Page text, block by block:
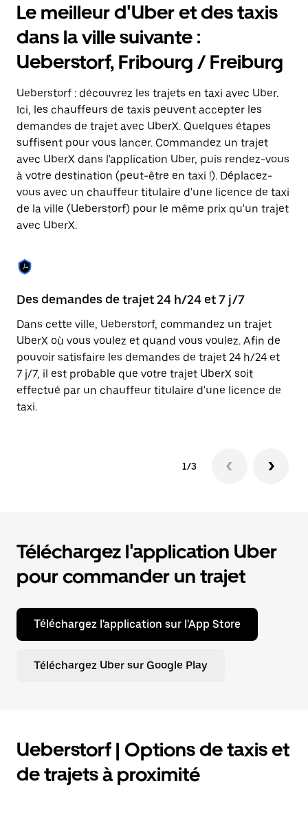
bas
pour
ouvrir
le
calendrier
et
une
date.
Appuyez
sur
la
touche
Échap
pour
fermer
le
calendrier.
Le meilleur d'Uber et des taxis
dans la ville suivante :
Ueberstorf, Fribourg / Freiburg
Ueberstorf : découvrez les trajets en taxi avec Uber.
Ici, les chauffeurs de taxis peuvent accepter les
demandes de trajet avec UberX. Quelques étapes
suffisent pour vous lancer. Commandez un trajet
avec UberX dans l'application Uber, puis rendez-vous
à votre destination (peut-être en taxi !). Déplacez-
vous avec un chauffeur titulaire d'une licence de taxi
de la ville (Ueberstorf) pour le même prix qu'un trajet
avec UberX.
Des demandes de trajet 24 h/24 et 7 j/7
Dans cette ville, Ueberstorf, commandez un trajet
UberX où vous voulez et quand vous voulez. Afin de
pouvoir satisfaire les demandes de trajet 24 h/24 et
7 j/7, il est probable que votre trajet UberX soit
effectué par un chauffeur titulaire d'une licence de
taxi.
1/3
Téléchargez l'application Uber
pour commander un trajet
Téléchargez l'application sur l'App Store
Téléchargez Uber sur Google Play
Ueberstorf | Options de taxis et
de trajets à proximité